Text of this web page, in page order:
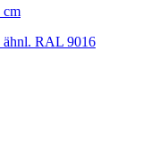
cm
ähnl. RAL 9016